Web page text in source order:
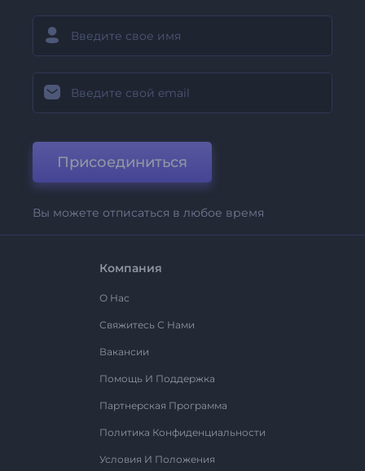
Присоединиться
Вы можете отписаться в любое время
Компания
О Нас
Свяжитесь С Нами
Вакансии
Помощь И Поддержка
Партнерская Программа
Политика Конфиденциальности
Условия И Положения